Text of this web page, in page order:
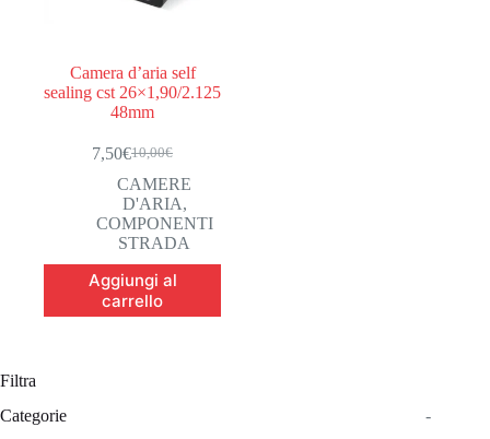
Camera d’aria self
sealing cst 26×1,90/2.125
48mm
10,00€
Il
prezzo
originale
era:
10,00€.
7,50€Il
prezzo
attuale
è:
7,50€.
CAMERE
D'ARIA,
COMPONENTI
STRADA
Aggiungi al
carrello
Filtra
Categorie
-